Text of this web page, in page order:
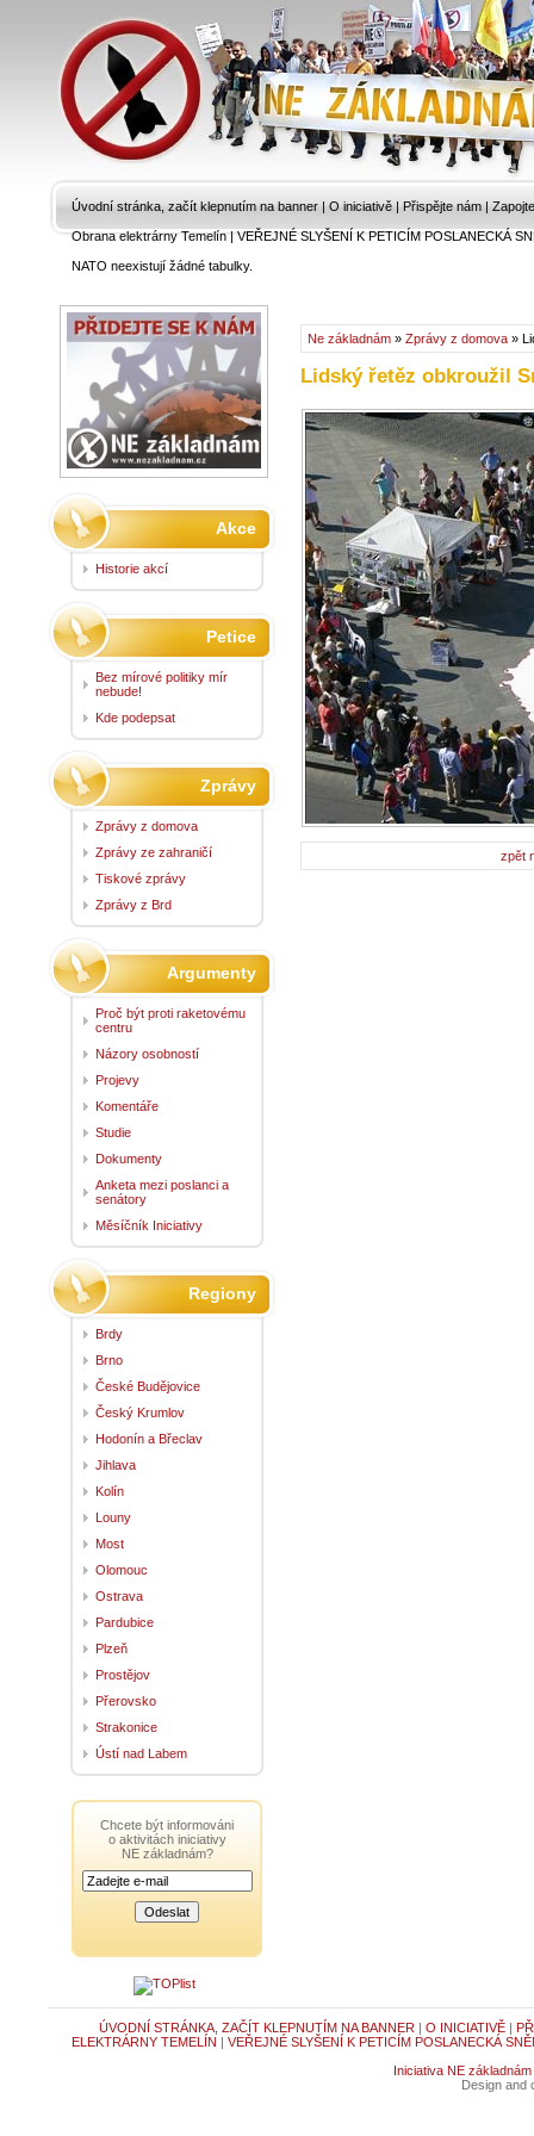
Úvodní stránka, začít klepnutím na banner | O iniciativě | Přispějte nám |
Obrana elektrárny Temelín|VEŘEJNÉ SLYŠENÍ K PETICÍM POSLANECKÁ
NATO neexistují žádné tabulky.
Ne základnám » Zprávy z domova »
Lidský řetěz obkroužil
zpět
Akce
Historie akcí
Petice
Bez mírové politiky mír
nebude!
Kde podepsat
Zprávy
Zprávy z domova
Zprávy ze zahraničí
Tiskové zprávy
Zprávy z Brd
Argumenty
Proč být proti raketovému
centru
Názory osobností
Projevy
Komentáře
Studie
Dokumenty
Anketa mezi poslanci a
senátory
Měsíčník Iniciativy
Regiony
Brdy
Brno
České Budějovice
Český Krumlov
Hodonín a Břeclav
Jihlava
Kolín
Louny
Most
Olomouc
Ostrava
Pardubice
Plzeň
Prostějov
Přerovsko
Strakonice
Ústí nad Labem
Chcete být informováni
o aktivitách iniciativy
NE základnám?
ÚVODNÍ STRÁNKA, ZAČÍT KLEPNUTÍM NA BANNER | O INICIATIVĚ|
ELEKTRÁRNY TEMELÍN | VEŘEJNÉ SLYŠENÍ K PETICÍM POSLANECKÁ
Iniciativa NE základnám
Design and